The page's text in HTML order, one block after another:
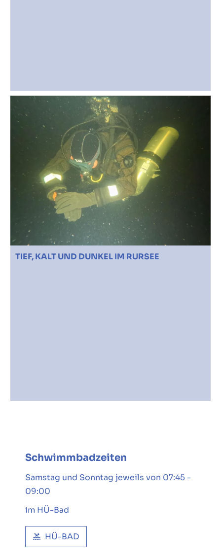
TIEF, KALT UND DUNKEL IM RURSEE
Schwimmbadzeiten
Samstag und Sonntag jeweils von 07:45 -
09:00
im HÜ-Bad
HÜ-BAD